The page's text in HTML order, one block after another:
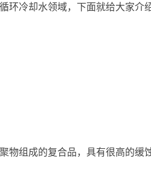
环冷却水领域，下面就给大家介
物组成的复合品，具有很高的缓